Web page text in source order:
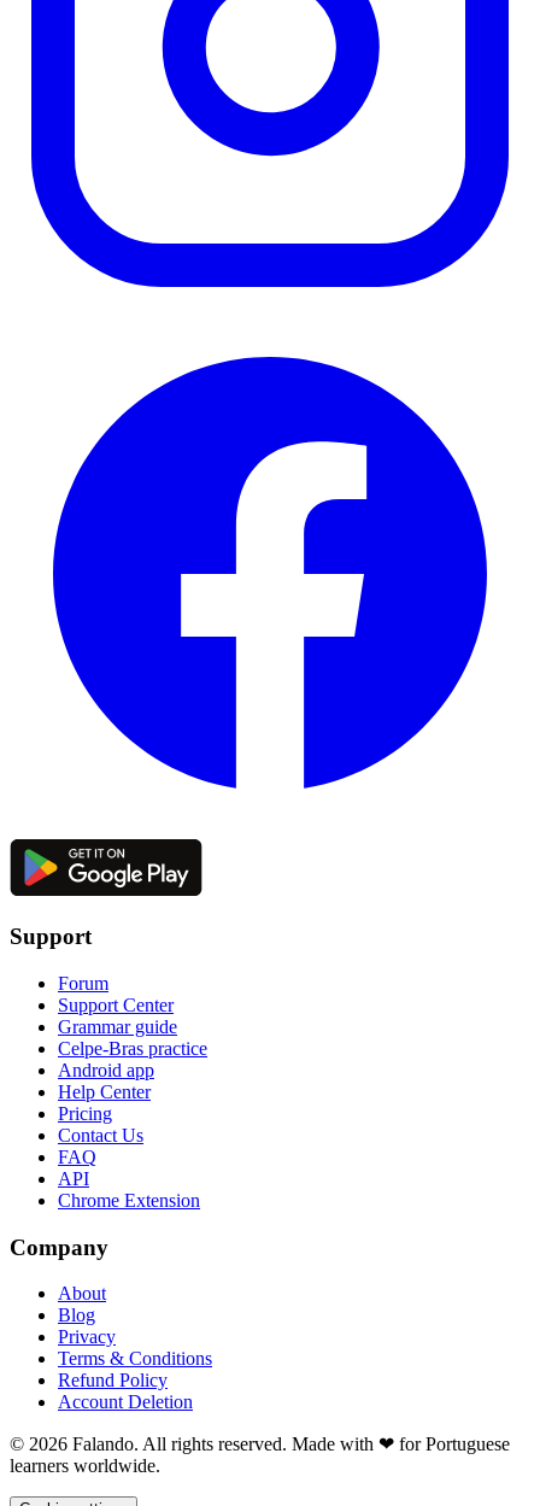
Support
Forum
Support Center
Grammar guide
Celpe-Bras practice
Android app
Help Center
Pricing
Contact Us
FAQ
API
Chrome Extension
Company
About
Blog
Privacy
Terms & Conditions
Refund Policy
Account Deletion
© 2026 Falando. All rights reserved. Made with ❤ for Portuguese
learners worldwide.